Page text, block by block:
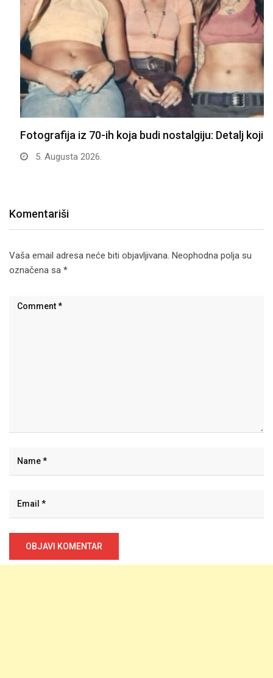
Fotografija iz 70-ih koja budi nostalgiju: Detalj koji…
5. Augusta 2026.
Komentariši
Vaša email adresa neće biti objavljivana. Neophodna polja su
označena sa *